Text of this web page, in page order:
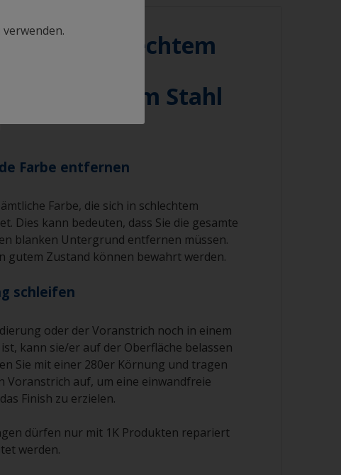
nur geeignete Produkte zur Reinigung.
in schlechtem
verzinktem Stahl
Farbe entfernen
Farbe, die sich in schlechtem
Dies kann bedeuten, dass Sie die gesamte
blanken Untergrund entfernen müssen.
gutem Zustand können bewahrt werden.
schleifen
oder der Voranstrich noch in einem
kann sie/er auf der Oberfläche belassen
Sie mit einer 280er Körnung und tragen
Voranstrich auf, um eine einwandfreie
Finish zu erzielen.
dürfen nur mit 1K Produkten repariert
werden.